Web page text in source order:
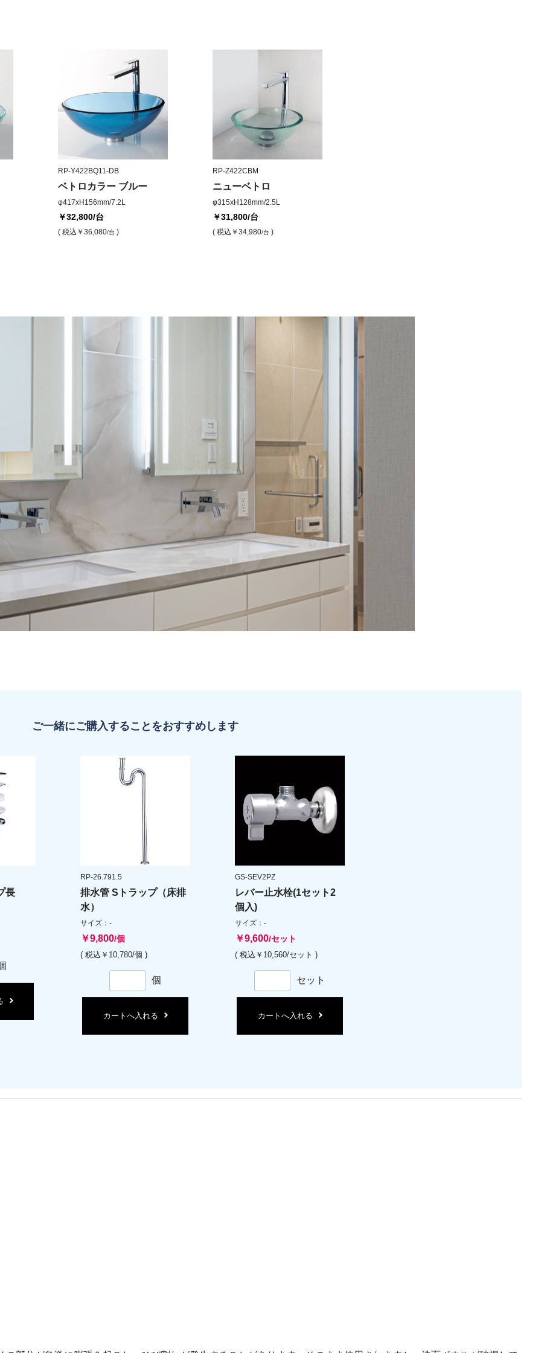
RP-Y422BQ11-DB
ベトロカラー ブルー
φ417xH156mm/7.2L
￥32,800/台
( 税込 ￥36,080/台 )
RP-Z422CBM
ニューベトロ
φ315xH128mm/2.5L
￥31,800/台
( 税込 ￥34,980/台 )
ご一緒にご購入することをおすすめします
長
RP-26.791.5
排水管 Sトラップ（床排
水）
サイズ：-
￥9,800/個
( 税込￥10,780/個 )
個
カートへ入れる
GS-SEV2PZ
レバー止水栓(1セット2
個入)
サイズ：-
￥9,600/セット
( 税込￥10,560/セット )
セット
カートへ入れる